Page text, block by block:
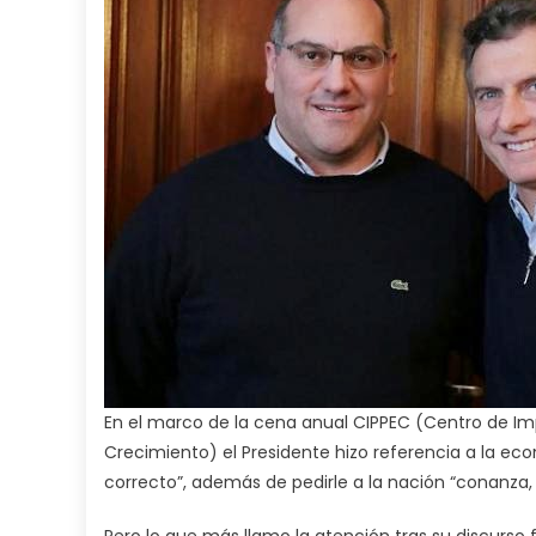
En el marco de la cena anual CIPPEC (Centro de
Crecimiento) el Presidente hizo referencia a la
correcto”, además de pedirle a la nación “conanza,